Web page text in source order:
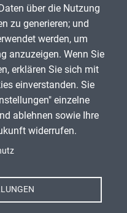
über die Nutzung
zu generieren; und
werden, um
anzuzeigen. Wenn Sie
erklären Sie sich mit
einverstanden. Sie
einzelne
ablehnen sowie Ihre
widerrufen.